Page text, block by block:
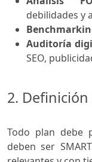
debilidades y
Auditoría
SEO,
2. Definición
Todo plan debe
deben ser